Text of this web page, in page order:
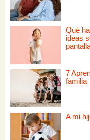
Qué
ideas
7
familia
A mi